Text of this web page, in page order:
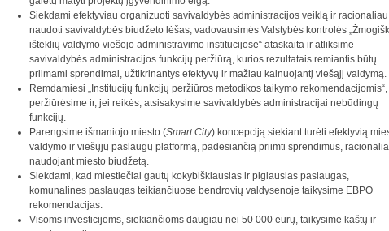
Siekdami efektyviau organizuoti savivaldybės administracijos veiklą ir racionaliau
naudoti savivaldybės biudžeto lėšas, vadovausimės Valstybės kontrolės
išteklių valdymo viešojo administravimo institucijose“ ataskaita ir atliksime
savivaldybės administracijos funkcijų peržiūrą, kurios rezultatais remiantis būtų
priimami sprendimai, užtikrinantys efektyvų ir mažiau kainuojantį viešąjį valdymą.
Remdamiesi „Institucijų funkcijų peržiūros metodikos taikymo rekomendacijomis“,
peržiūrėsime ir, jei reikės, atsisakysime savivaldybės administracijai nebūdingų
funkcijų.
Parengsime išmaniojo miesto (Smart City) koncepciją siekiant turėti efektyvią
valdymo ir viešųjų paslaugų platformą, padėsiančią priimti sprendimus,
naudojant miesto biudžetą.
Siekdami, kad miestiečiai gautų kokybiškiausias ir pigiausias paslaugas,
komunalines paslaugas teikiančiuose bendrovių valdysenoje taikysime EBPO
rekomendacijas.
Visoms investicijoms, siekiančioms daugiau nei 50 000 eurų, taikysime kaštų ir